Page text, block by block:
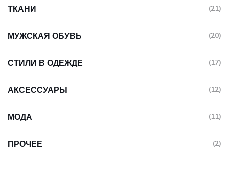
ТКАНИ (21)
МУЖСКАЯ ОБУВЬ (20)
СТИЛИ В ОДЕЖДЕ (17)
АКСЕССУАРЫ (12)
МОДА (11)
ПРОЧЕЕ (2)